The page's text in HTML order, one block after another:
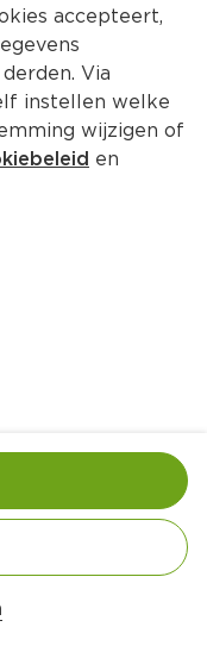
Wortel is
voor
heeft een
accepteert,
Via
instellen welke
wijzigen of
en